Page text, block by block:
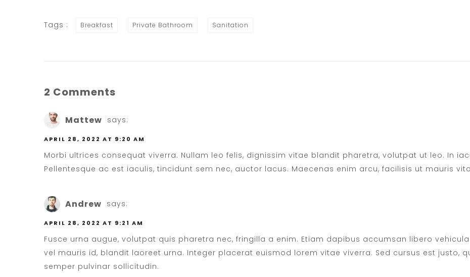
Tags : Breakfast Private Bathroom Sanitation
2 Comments
Mattew says:
APRIL 28, 2022 AT 9:20 AM
Morbi ultrices consequat viverra. Nullam leo felis, dignissim vitae blandit pharetra, volutpat ut leo. In
Pellentesque ac est iaculis, tincidunt sem nec, auctor lacus. Maecenas enim arcu, facilisis ut mauris
Andrew says:
APRIL 28, 2022 AT 9:21 AM
Fusce urna augue, volutpat quis pharetra nec, fringilla a enim. Etiam dapibus accumsan libero
vel mauris id, blandit laoreet urna. Integer placerat euismod lorem vitae viverra. Sed cursus est justo,
semper pulvinar sollicitudin.